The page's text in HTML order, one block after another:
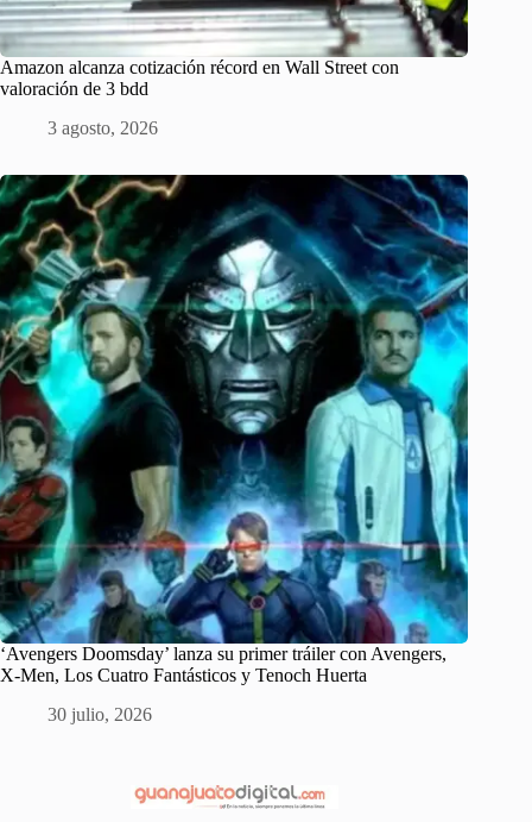
Amazon alcanza cotización récord en Wall Street con
valoración de 3 bdd
3 agosto, 2026
‘Avengers Doomsday’ lanza su primer tráiler con Avengers,
X-Men, Los Cuatro Fantásticos y Tenoch Huerta
30 julio, 2026